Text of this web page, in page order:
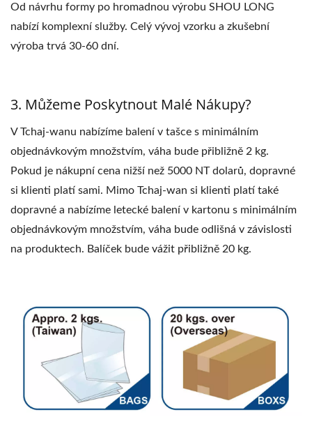
Od návrhu formy po hromadnou výrobu SHOU LONG
nabízí komplexní služby. Celý vývoj vzorku a zkušební
výroba trvá 30-60 dní.
3. Můžeme Poskytnout Malé Nákupy?
V Tchaj-wanu nabízíme balení v tašce s minimálním
objednávkovým množstvím, váha bude přibližně 2 kg.
Pokud je nákupní cena nižší než 5000 NT dolarů, dopravné
si klienti platí sami. Mimo Tchaj-wan si klienti platí také
dopravné a nabízíme letecké balení v kartonu s minimálním
objednávkovým množstvím, váha bude odlišná v závislosti
na produktech. Balíček bude vážit přibližně 20 kg.